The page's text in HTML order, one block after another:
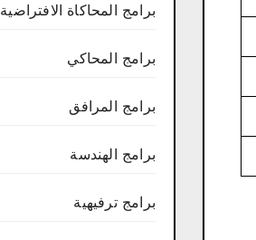
برامج المحاكاة الافتراضية
برامج المحاكي
برامج المرافق
برامج الهندسة
برامج ترفيهية